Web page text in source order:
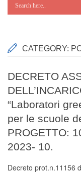
Lab Green
Potenziamoci
CATEGORY:
DECRETO
“Laboratori
per le scuole
PROGETTO:
2023- 10.
Decreto prot.n.11156